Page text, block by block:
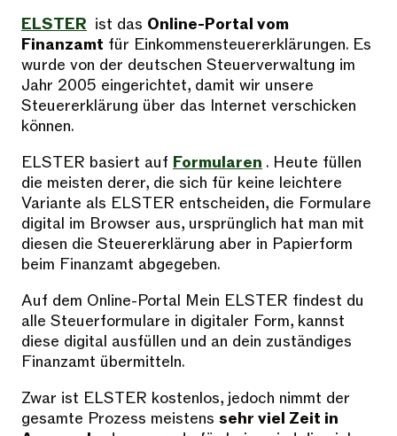
ELSTER ist das Online-Portal vom
Finanzamt für Einkommensteuererklärungen. Es
wurde von der deutschen Steuerverwaltung im
Jahr 2005 eingerichtet, damit wir unsere
Steuererklärung über das Internet verschicken
können.
ELSTER basiert auf Formularen . Heute füllen
die meisten derer, die sich für keine leichtere
Variante als ELSTER entscheiden, die Formulare
digital im Browser aus, ursprünglich hat man mit
diesen die Steuererklärung aber in Papierform
beim Finanzamt abgegeben.
Auf dem Online-Portal Mein ELSTER findest du
alle Steuerformulare in digitaler Form, kannst
diese digital ausfüllen und an dein zuständiges
Finanzamt übermitteln.
Zwar ist ELSTER kostenlos, jedoch nimmt der
gesamte Prozess meistens sehr viel Zeit in